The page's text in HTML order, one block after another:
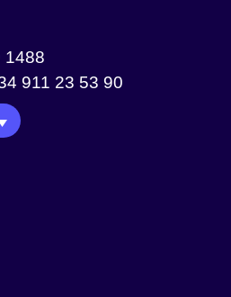
1488
911 23 53 90